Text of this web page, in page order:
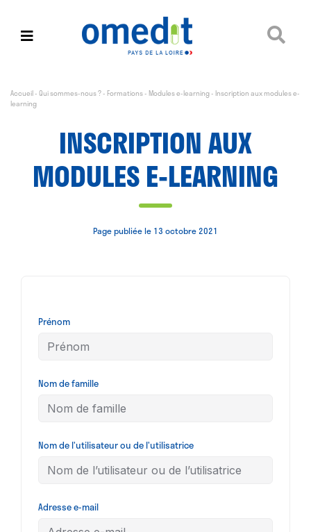
Accueil-Qui sommes-nous ?- Formations- Modules e-learning- Inscription aux modules e-
learning
INSCRIPTION AUX
MODULES E-LEARNING
Page publiée le 13 octobre 2021
Prénom
Nom de famille
Nom de l’utilisateur ou de l’utilisatrice
Adresse e-mail